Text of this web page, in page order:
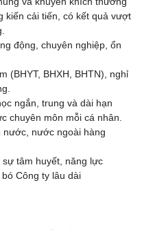
kiến cải tiến, có kết quả vượt
động, chuyên nghiệp, ổn
(BHYT, BHXH, BHTN), nghỉ
ngắn, trung và dài hạn
chuyên môn mỗi cá nhân.
nước, nước ngoài hàng
tâm huyết, năng lực
Công ty lâu dài